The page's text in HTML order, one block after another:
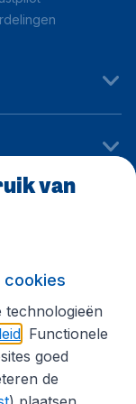
van
cookies
technologieën
. Functionele
goed
de